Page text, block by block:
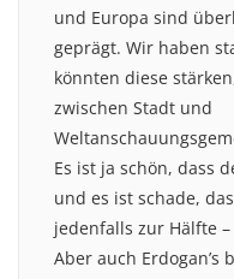
und Europa sind
geprägt. Wir haben
könnten diese
zwischen Stadt und
Es ist ja schön, dass
und es ist schade,
jedenfalls zur Hälfte
Aber auch Erdogan’s